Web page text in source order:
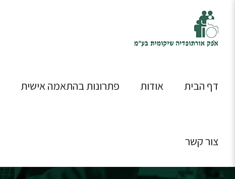
דף הבית אודות פתרונות בהתאמה אישית
צור קשר